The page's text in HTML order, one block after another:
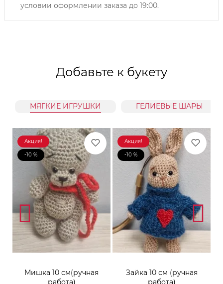
условии оформлении заказа до 19:00.
Добавьте к букету
МЯГКИЕ ИГРУШКИ ГЕЛИЕВЫЕ ШАРЫ
Акция!
-10 %
Мишка 10 см(ручная
работа)
Акция!
-10 %
Зайка 10 см (ручная
работа)